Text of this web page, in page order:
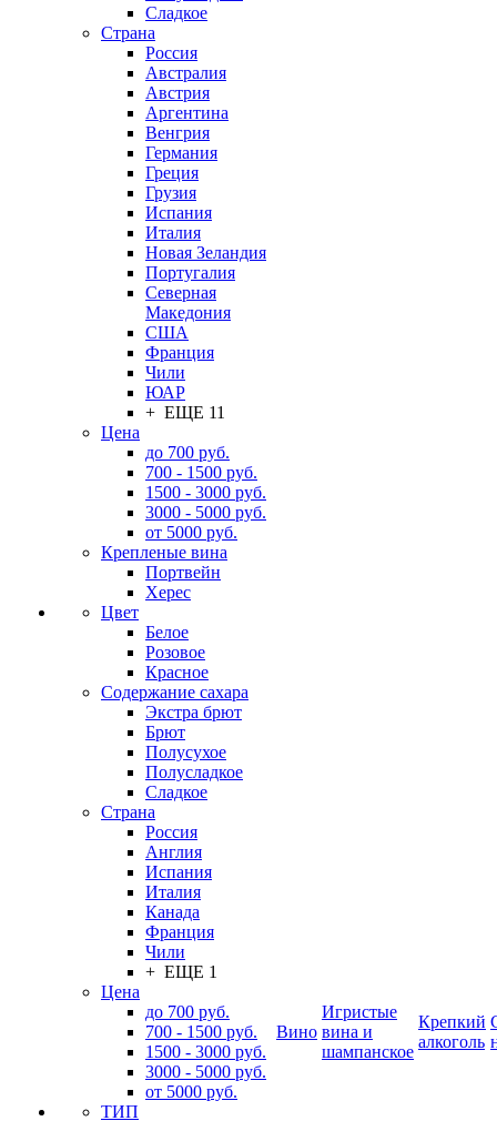
Сладкое
Страна
Россия
Австралия
Австрия
Аргентина
Венгрия
Германия
Греция
Грузия
Испания
Италия
Новая Зеландия
Португалия
Северная
Македония
США
Франция
Чили
ЮАР
+ ЕЩЕ 11
Цена
до 700 руб.
700 - 1500 руб.
1500 - 3000 руб.
3000 - 5000 руб.
от 5000 руб.
Крепленые вина
Портвейн
Херес
Цвет
Белое
Розовое
Красное
Содержание сахара
Экстра брют
Брют
Полусухое
Полусладкое
Сладкое
Страна
Россия
Англия
Испания
Италия
Канада
Франция
Чили
+ ЕЩЕ 1
Цена
до 700 руб.
700 - 1500 руб.
1500 - 3000 руб.
3000 - 5000 руб.
от 5000 руб.
ТИП
Вино
Игристые
вина и
шампанское
Крепкий
алкоголь